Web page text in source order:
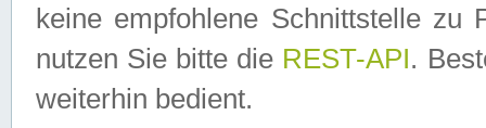
keine empfohlene Schnittstelle zu
nutzen Sie bitte die REST-API.
weiterhin bedient.